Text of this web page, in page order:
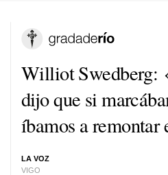
Williot Swedberg:
dijo que si
íbamos a remontar
LA VOZ
VIGO